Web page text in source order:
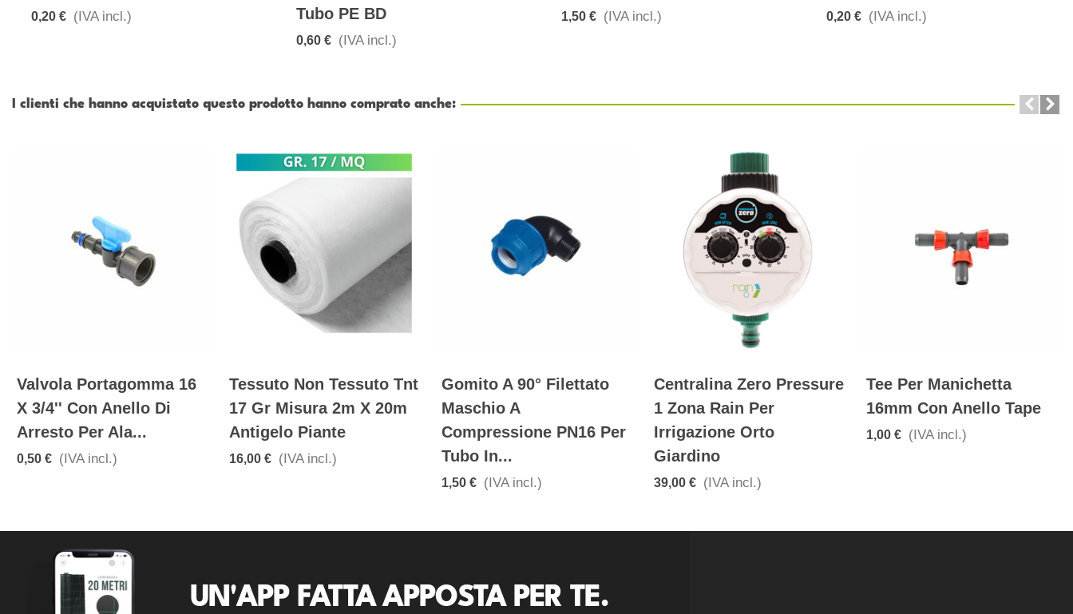
0,20 € (IVA incl.)
Tubo PE BD
0,60 € (IVA incl.)
1,50 € (IVA incl.) 0,20 € (IVA incl.)
I clienti che hanno acquistato questo prodotto hanno comprato anche:
Valvola Portagomma 16
X 3/4'' Con Anello Di
Arresto Per Ala...
0,50 € (IVA incl.)
Tessuto Non Tessuto Tnt
17 Gr Misura 2m X 20m
Antigelo Piante
16,00 € (IVA incl.)
Gomito A 90° Filettato
Maschio A
Compressione PN16 Per
Tubo In...
1,50 € (IVA incl.)
Centralina Zero Pressure
1 Zona Rain Per
Irrigazione Orto
Giardino
39,00 € (IVA incl.)
Tee Per Manichetta
16mm Con Anello Tape
1,00 € (IVA incl.)
UN'APP FATTA APPOSTA PER TE.